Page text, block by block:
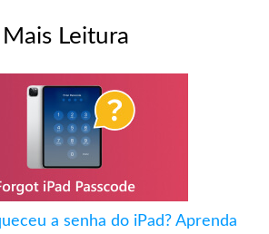
Mais Leitura
a senha do iPad? Aprenda